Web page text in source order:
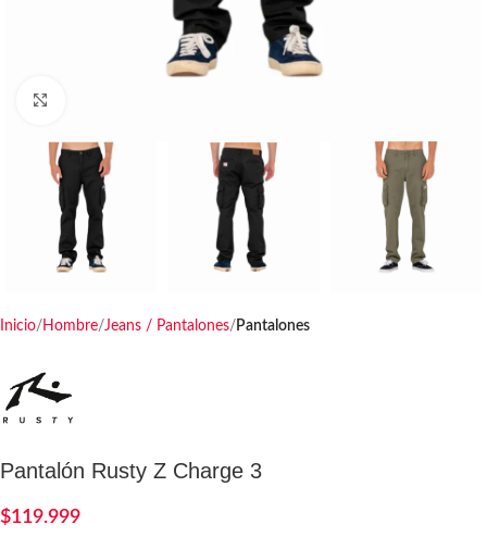
Inicio Hombre Jeans / Pantalones Pantalones
Pantalón Rusty Z Charge 3
$119.999